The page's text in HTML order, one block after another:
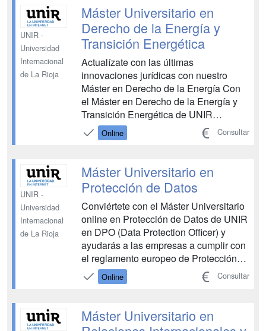
adaptación al desarrollo de las nuevas
tecnologías. Este posgrado tiene u...
UNIR -
Universidad
Internacional
de La Rioja
Máster Universitario en
Derecho de la Energía y
Transición Energética
Actualízate con las últimas
innovaciones jurídicas con nuestro
Máster en Derecho de la Energía Con
el Máster en Derecho de la Energía y
Transición Energética de UNIR
dominarás las innovaciones jurídicas,
tecnológicas y organizativas que se
los retos de la transición energética.
Amplía tus conocimientos par...
Online Consultar
UNIR -
Universidad
Internacional
de La Rioja
Máster Universitario en
Protección de Datos
Conviértete con el Máster Universitario
online en Protección de Datos de UNIR
en DPO (Data Protection Officer) y
ayudarás a las empresas a cumplir con
el reglamento europeo de Protección
de Datos Personales (UE 2016/679, de
27 de abril de 2016). Nuestro plan de
calidad UNE y cuenta con el aval de la
Asociación...
Online Consultar
Máster Universitario en